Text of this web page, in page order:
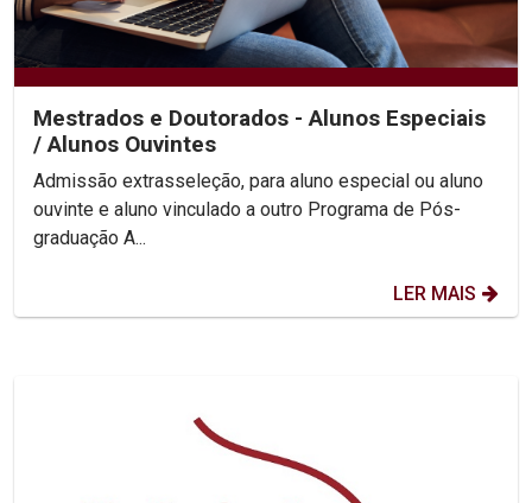
Mestrados e Doutorados - Alunos Especiais
/ Alunos Ouvintes
Admissão extrasseleção, para aluno especial ou aluno
ouvinte e aluno vinculado a outro Programa de Pós-
graduação A...
LER MAIS